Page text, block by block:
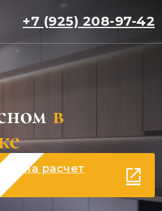
+7 (925) 208-97-42
в
на расчет